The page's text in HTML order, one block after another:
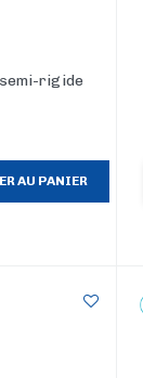
rigide
AU PANIER